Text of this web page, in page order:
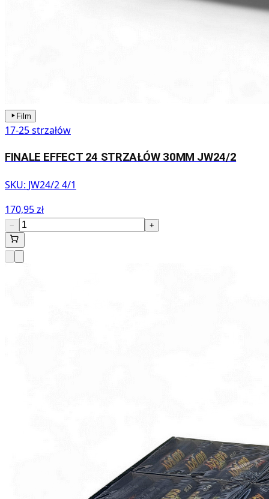
Film
17-25 strzałów
FINALE EFFECT 24 STRZAŁÓW 30MM JW24/2
SKU: JW24/2 4/1
170,95 zł
− +